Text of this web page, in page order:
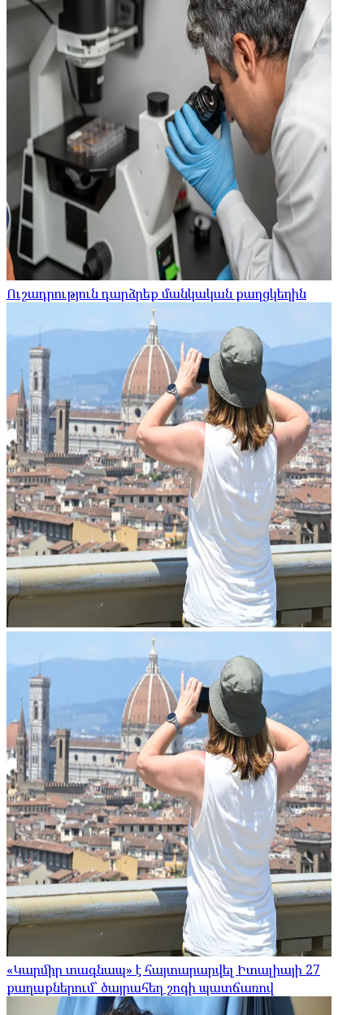
Ուշադրություն դարձրեք մանկական քաղցկեղին
«Կարմիր տագնապ» է հայտարարվել Իտալիայի 27
քաղաքներում՝ ծայրահեղ շոգի պատճառով